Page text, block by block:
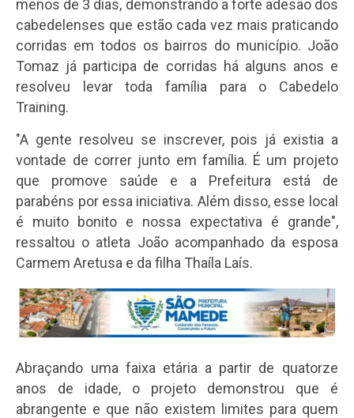
menos de 3 dias, demonstrando a forte adesão dos
cabedelenses que estão cada vez mais praticando
corridas em todos os bairros do município. João
Tomaz já participa de corridas há alguns anos e
resolveu levar toda família para o Cabedelo
Training.
"A gente resolveu se inscrever, pois já existia a
vontade de correr junto em família. É um projeto
que promove saúde e a Prefeitura está de
parabéns por essa iniciativa. Além disso, esse local
é muito bonito e nossa expectativa é grande",
ressaltou o atleta João acompanhado da esposa
Carmem Aretusa e da filha Thaíla Laís.
Abraçando uma faixa etária a partir de quatorze
anos de idade, o projeto demonstrou que é
abrangente e que não existem limites para quem